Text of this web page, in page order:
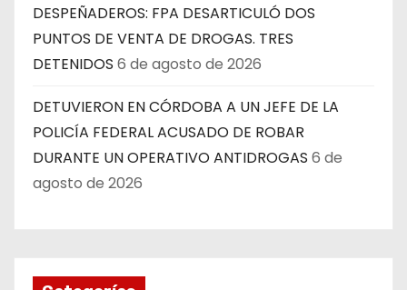
DESPEÑADEROS: FPA DESARTICULÓ DOS
PUNTOS DE VENTA DE DROGAS. TRES
DETENIDOS 6 de agosto de 2026
DETUVIERON EN CÓRDOBA A UN JEFE DE LA
POLICÍA FEDERAL ACUSADO DE ROBAR
DURANTE UN OPERATIVO ANTIDROGAS 6 de
agosto de 2026